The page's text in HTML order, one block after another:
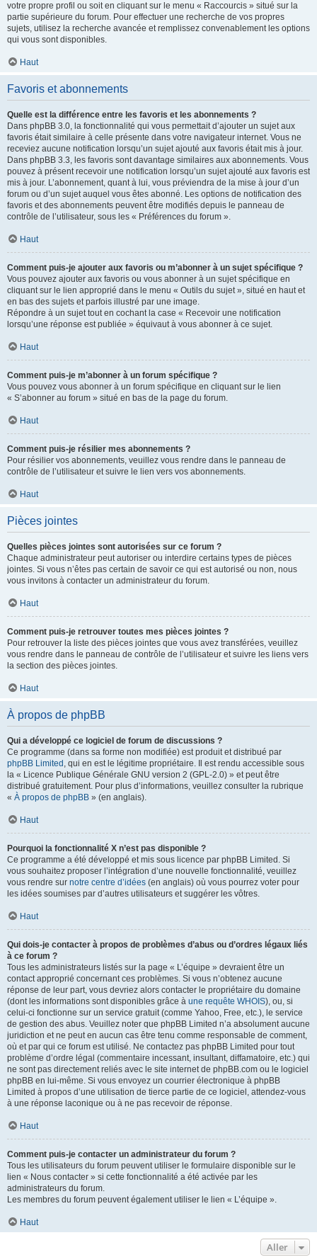
votre propre profil ou soit en cliquant sur le menu « Raccourcis » situé sur la
partie supérieure du forum. Pour effectuer une recherche de vos propres
sujets, utilisez la recherche avancée et remplissez convenablement les options
qui vous sont disponibles.
Haut
Favoris et abonnements
Quelle est la différence entre les favoris et les abonnements ?
Dans phpBB 3.0, la fonctionnalité qui vous permettait d’ajouter un sujet aux
favoris était similaire à celle présente dans votre navigateur internet. Vous ne
receviez aucune notification lorsqu’un sujet ajouté aux favoris était mis à jour.
Dans phpBB 3.3, les favoris sont davantage similaires aux abonnements. Vous
pouvez à présent recevoir une notification lorsqu’un sujet ajouté aux favoris est
mis à jour. L’abonnement, quant à lui, vous préviendra de la mise à jour d’un
forum ou d’un sujet auquel vous êtes abonné. Les options de notification des
favoris et des abonnements peuvent être modifiés depuis le panneau de
contrôle de l’utilisateur, sous les « Préférences du forum ».
Haut
Comment puis-je ajouter aux favoris ou m’abonner à un sujet spécifique ?
Vous pouvez ajouter aux favoris ou vous abonner à un sujet spécifique en
cliquant sur le lien approprié dans le menu « Outils du sujet », situé en haut et
en bas des sujets et parfois illustré par une image.
Répondre à un sujet tout en cochant la case « Recevoir une notification
lorsqu’une réponse est publiée » équivaut à vous abonner à ce sujet.
Haut
Comment puis-je m’abonner à un forum spécifique ?
Vous pouvez vous abonner à un forum spécifique en cliquant sur le lien
« S’abonner au forum » situé en bas de la page du forum.
Haut
Comment puis-je résilier mes abonnements ?
Pour résilier vos abonnements, veuillez vous rendre dans le panneau de
contrôle de l’utilisateur et suivre le lien vers vos abonnements.
Haut
Pièces jointes
Quelles pièces jointes sont autorisées sur ce forum ?
Chaque administrateur peut autoriser ou interdire certains types de pièces
jointes. Si vous n’êtes pas certain de savoir ce qui est autorisé ou non, nous
vous invitons à contacter un administrateur du forum.
Haut
Comment puis-je retrouver toutes mes pièces jointes ?
Pour retrouver la liste des pièces jointes que vous avez transférées, veuillez
vous rendre dans le panneau de contrôle de l’utilisateur et suivre les liens vers
la section des pièces jointes.
Haut
À propos de phpBB
Qui a développé ce logiciel de forum de discussions ?
Ce programme (dans sa forme non modifiée) est produit et distribué par
phpBB Limited , qui en est le légitime propriétaire. Il est rendu accessible sous
la « Licence Publique Générale GNU version 2 (GPL-2.0) » et peut être
distribué gratuitement. Pour plus d’informations, veuillez consulter la rubrique
« À propos de phpBB » (en anglais).
Haut
Pourquoi la fonctionnalité X n’est pas disponible ?
Ce programme a été développé et mis sous licence par phpBB Limited. Si
vous souhaitez proposer l’intégration d’une nouvelle fonctionnalité, veuillez
vous rendre sur notre centre d’idées (en anglais) où vous pourrez voter pour
les idées soumises par d’autres utilisateurs et suggérer les vôtres.
Haut
Qui dois-je contacter à propos de problèmes d’abus ou d’ordres légaux liés
à ce forum ?
Tous les administrateurs listés sur la page « L’équipe » devraient être un
contact approprié concernant ces problèmes. Si vous n’obtenez aucune
réponse de leur part, vous devriez alors contacter le propriétaire du domaine
(dont les informations sont disponibles grâce à une requête WHOIS), ou, si
celui-ci fonctionne sur un service gratuit (comme Yahoo, Free, etc.), le service
de gestion des abus. Veuillez noter que phpBB Limited n’a absolument aucune
juridiction et ne peut en aucun cas être tenu comme responsable de comment,
où et par qui ce forum est utilisé. Ne contactez pas phpBB Limited pour tout
problème d’ordre légal (commentaire incessant, insultant, diffamatoire, etc.) qui
ne sont pas directement reliés avec le site internet de phpBB.com ou le logiciel
phpBB en lui-même. Si vous envoyez un courrier électronique à phpBB
Limited à propos d’une utilisation de tierce partie de ce logiciel, attendez-vous
à une réponse laconique ou à ne pas recevoir de réponse.
Haut
Comment puis-je contacter un administrateur du forum ?
Tous les utilisateurs du forum peuvent utiliser le formulaire disponible sur le
lien « Nous contacter » si cette fonctionnalité a été activée par les
administrateurs du forum.
Les membres du forum peuvent également utiliser le lien « L’équipe ».
Haut
Aller